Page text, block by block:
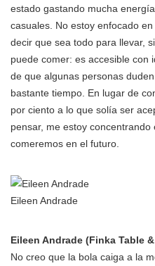
estado gastando mucha
casuales. No estoy enfocado
decir que sea todo para llevar,
puede comer: es accesible con
de que algunas personas
bastante tiempo. En lugar de
por ciento a lo que solía ser
pensar, me estoy
comeremos en el futuro.
Eileen Andrade
Eileen Andrade (Finka Table
No creo que la bola caiga a la